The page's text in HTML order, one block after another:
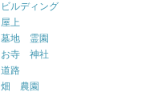
ビルディング
屋上
墓地 霊園
お寺 神社
道路
畑 農園